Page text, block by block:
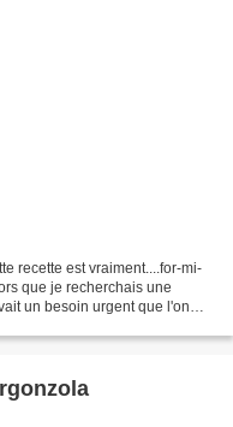
recette est vraiment....for-mi-
que je recherchais une
un besoin urgent que l'on